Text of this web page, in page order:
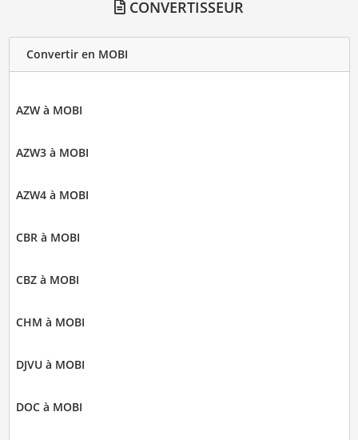
CONVERTISSEUR
Convertir en MOBI
AZW à MOBI
AZW3 à MOBI
AZW4 à MOBI
CBR à MOBI
CBZ à MOBI
CHM à MOBI
DJVU à MOBI
DOC à MOBI